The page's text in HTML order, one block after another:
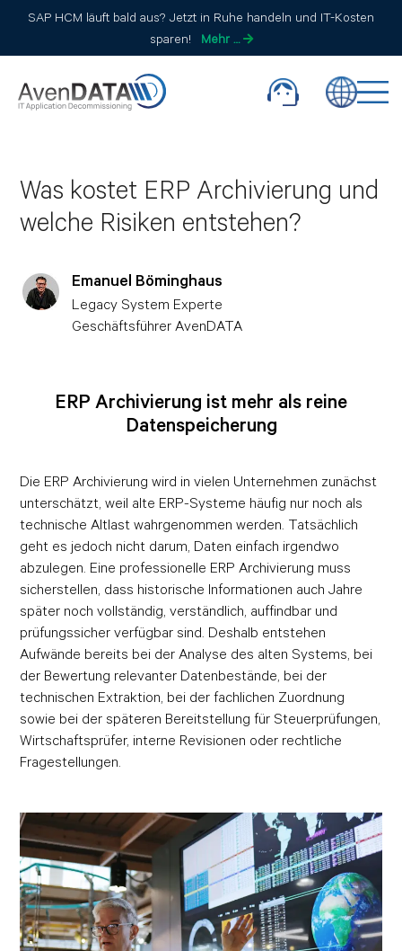
SAP HCM läuft bald aus? Jetzt in Ruhe handeln und IT-Kosten
sparen!
Mehr …
Was kostet ERP Archivierung und
welche Risiken entstehen?
Emanuel Böminghaus
Legacy System Experte
Geschäftsführer AvenDATA
ERP Archivierung ist mehr als reine
Datenspeicherung
Die ERP Archivierung wird in vielen Unternehmen zunächst
unterschätzt, weil alte ERP-Systeme häufig nur noch als
technische Altlast wahrgenommen werden. Tatsächlich
geht es jedoch nicht darum, Daten einfach irgendwo
abzulegen. Eine professionelle ERP Archivierung muss
sicherstellen, dass historische Informationen auch Jahre
später noch vollständig, verständlich, auffindbar und
prüfungssicher verfügbar sind. Deshalb entstehen
Aufwände bereits bei der Analyse des alten Systems, bei
der Bewertung relevanter Datenbestände, bei der
technischen Extraktion, bei der fachlichen Zuordnung
sowie bei der späteren Bereitstellung für Steuerprüfungen,
Wirtschaftsprüfer, interne Revisionen oder rechtliche
Fragestellungen.